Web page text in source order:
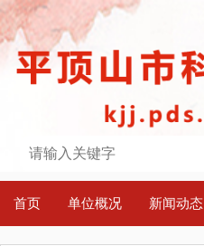
首页 单位概况 新闻动态